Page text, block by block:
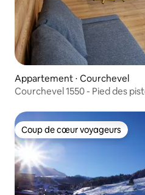
Appartement ⋅ Courchevel
Courchevel 1550 - Pied des
Coup de cœur voyageurs
Coup de cœur voyageurs